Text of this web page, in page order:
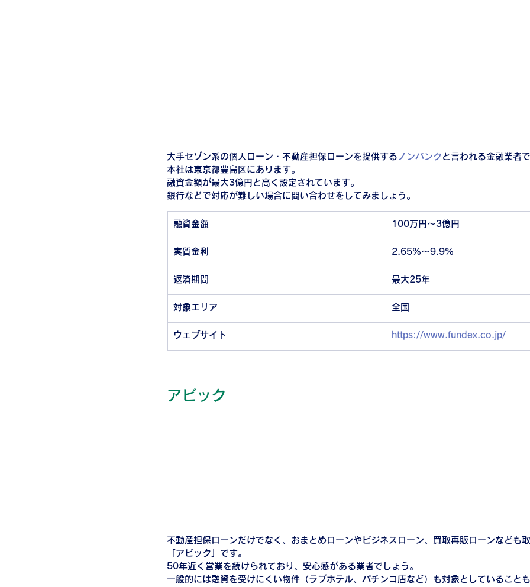
大手セゾン系の個人ローン・不動産担保ローンを提供する ノンバンク と言われる金融業者
本社は東京都豊島区にあります。
融資金額が最大3億円と高く設定されています。
銀行などで対応が難しい場合に問い合わせをしてみましょう。
融資金額 100万円〜3億円
実質金利 2.65%〜9.9%
返済期間 最大25年
対象エリア 全国
ウェブサイト https://www.fundex.co.jp/
アビック
不動産担保ローンだけでなく、おまとめローンやビジネスローン、買取再販ローンなども
「アビック」です。
50年近く営業を続けられており、安心感がある業者でしょう。
一般的には融資を受けにくい物件（ラブホテル、パチンコ店など）も対象としていること